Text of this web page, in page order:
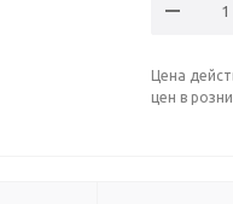
Цена
цен в